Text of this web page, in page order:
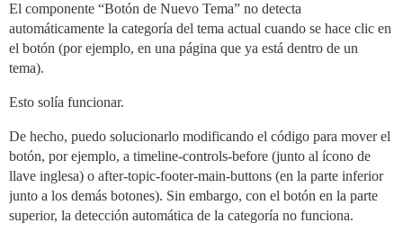
El componente “Botón de Nuevo Tema” no detecta
automáticamente la categoría del tema actual cuando se hace clic en
el botón (por ejemplo, en una página que ya está dentro de un
tema).
Esto solía funcionar.
De hecho, puedo solucionarlo modificando el código para mover el
botón, por ejemplo, a timeline-controls-before (junto al ícono de
llave inglesa) o after-topic-footer-main-buttons (en la parte inferior
junto a los demás botones). Sin embargo, con el botón en la parte
superior, la detección automática de la categoría no funciona.